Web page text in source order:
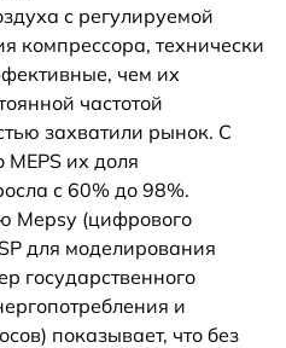
с регулируемой
компрессора, технически
чем их
частотой
захватили рынок. С
их доля
с 60% до 98%.
Mepsy (цифрового
для моделирования
государственного
и
показывает, что без